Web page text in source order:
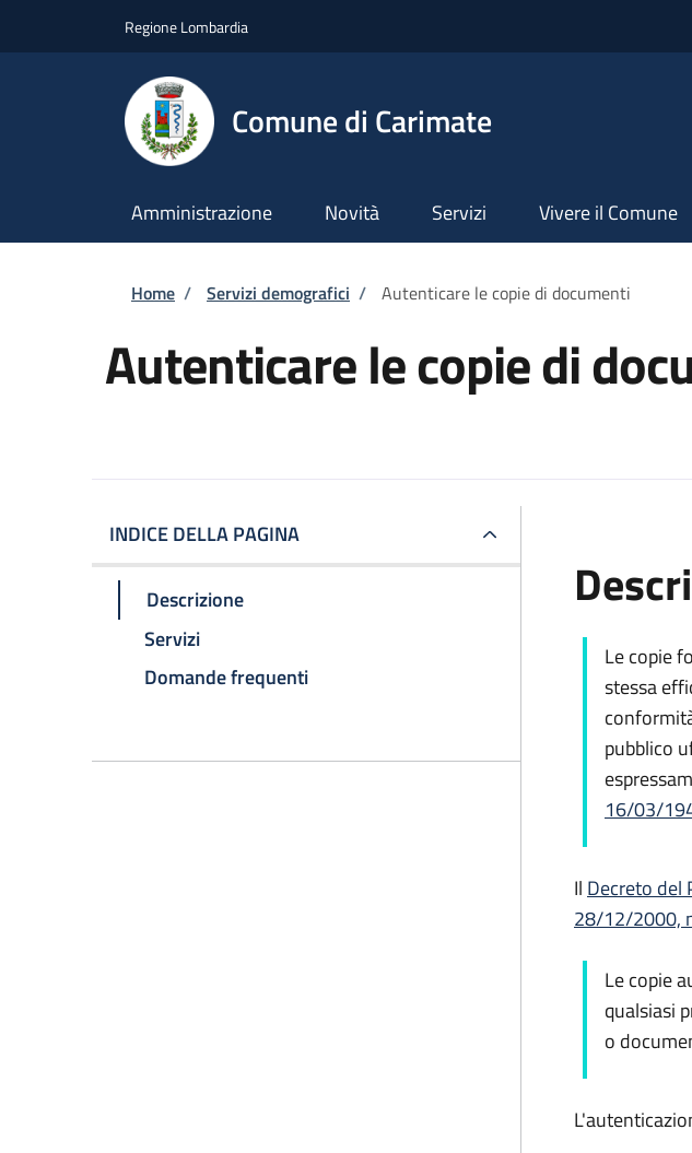
Regione Lombardia
Comune di Carimate
Amministrazione Novità Servizi Vivere il Comune
Briciole di pane
Home / Servizi demografici / Autenticare le copie di documenti
Autenticare le copie di
INDICE DELLA PAGINA
Descrizione
Servizi
Domande frequenti
Le copie
stessa
pubblico
16/03/
Il Decreto del
28/12/2000,
Le copie
qualsiasi
o